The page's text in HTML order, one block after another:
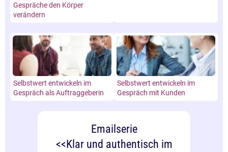
Gespräche den Körper
verändern
Selbstwert entwickeln im
Gespräch als Auftraggeberin
Selbstwert entwickeln im
Gespräch mit Kunden
Emailserie
<<Klar und authentisch im